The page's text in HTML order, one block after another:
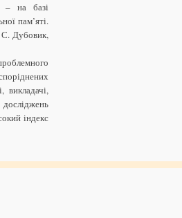
– на базі
пам’яті.
С. Дубовик,
викладачі,
індекс